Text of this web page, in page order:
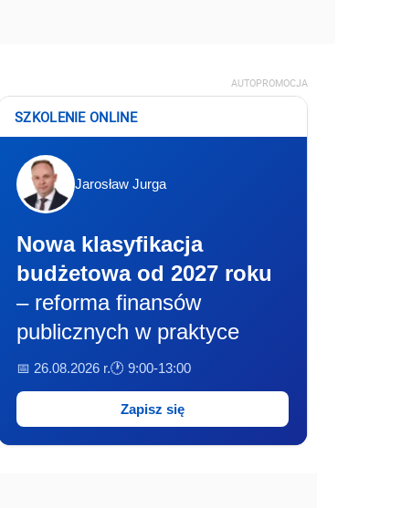
AUTOPROMOCJA
SZKOLENIE ONLINE
Jarosław Jurga
Nowa klasyfikacja
budżetowa od 2027 roku
– reforma finansów
publicznych w praktyce
📅 26.08.2026 r.🕐 9:00-13:00
Zapisz się